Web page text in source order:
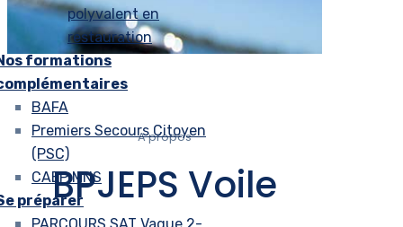
polyvalent en
restauration
formations
BAFA
Premiers Secours Citoyen
(PSC)
CAEP MNS
préparer
A propos
BPJEPS Voile